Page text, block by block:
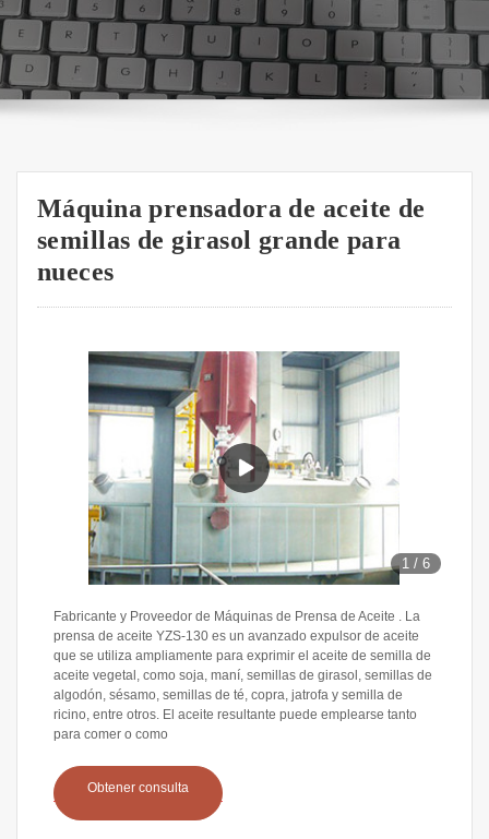
Máquina prensadora de aceite de
semillas de girasol grande para
nueces
1 /6
Fabricante y Proveedor de Máquinas de Prensa de Aceite . La
prensa de aceite YZS-130 es un avanzado expulsor de aceite
que se utiliza ampliamente para exprimir el aceite de semilla de
aceite vegetal, como soja, maní, semillas de girasol, semillas de
algodón, sésamo, semillas de té, copra, jatrofa y semilla de
ricino, entre otros. El aceite resultante puede emplearse tanto
para comer o como
Obtener consulta